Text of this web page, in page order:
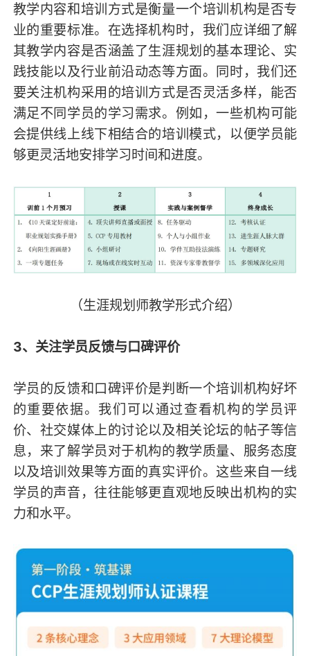
教学内容和培训方式是衡量一个培训机构是否专
业的重要标准。在选择机构时，我们应详细了解
其教学内容是否涵盖了生涯规划的基本理论、实
践技能以及行业前沿动态等方面。同时，我们还
要关注机构采用的培训方式是否灵活多样，能否
满足不同学员的学习需求。例如，一些机构可能
会提供线上线下相结合的培训模式，以便学员能
够更灵活地安排学习时间和进度。
（生涯规划师教学形式介绍）
3、关注学员反馈与口碑评价
学员的反馈和口碑评价是判断一个培训机构好坏
的重要依据。我们可以通过查看机构的学员评
价、社交媒体上的讨论以及相关论坛的帖子等信
息，来了解学员对于机构的教学质量、服务态度
以及培训效果等方面的真实评价。这些来自一线
学员的声音，往往能够更直观地反映出机构的实
力和水平。